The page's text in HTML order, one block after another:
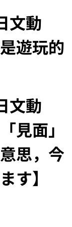
文動
遊玩的
文動
見面」
思，今
す】